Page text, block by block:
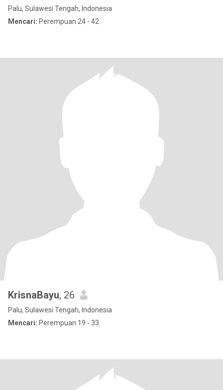
Palu, Sulawesi Tengah, Indonesia
Mencari: Perempuan 24 - 42
KrisnaBayu, 26
Palu, Sulawesi Tengah, Indonesia
Mencari: Perempuan 19 - 33